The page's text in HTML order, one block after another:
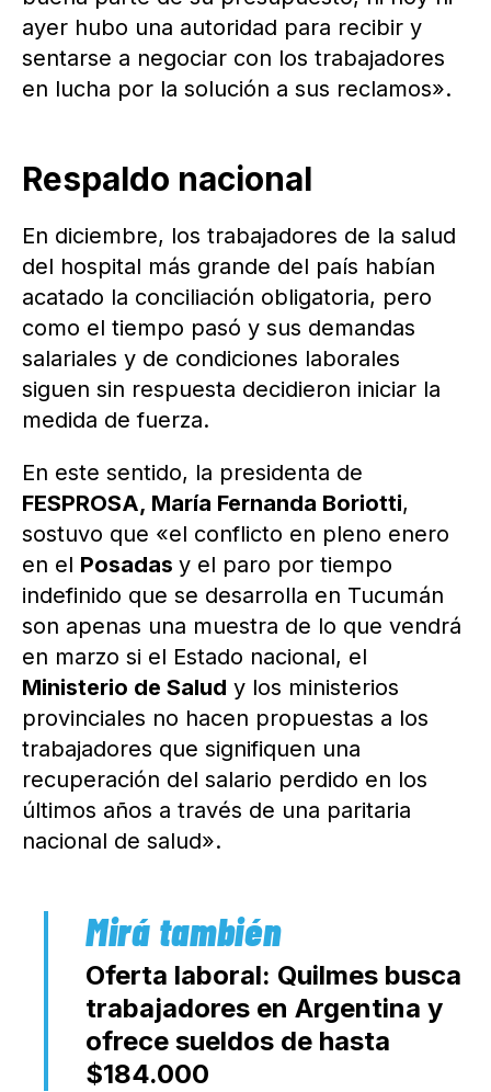
ayer hubo una autoridad para recibir y
sentarse a negociar con los trabajadores
en lucha por la solución a sus reclamos».
Respaldo nacional
En diciembre, los trabajadores de la salud
del hospital más grande del país habían
acatado la conciliación obligatoria, pero
como el tiempo pasó y sus demandas
salariales y de condiciones laborales
siguen sin respuesta decidieron iniciar la
medida de fuerza.
En este sentido, la presidenta de
FESPROSA, María Fernanda Boriotti,
sostuvo que «el conflicto en pleno enero
en el Posadas y el paro por tiempo
indefinido que se desarrolla en Tucumán
son apenas una muestra de lo que vendrá
en marzo si el Estado nacional, el
Ministerio de Salud y los ministerios
provinciales no hacen propuestas a los
trabajadores que signifiquen una
recuperación del salario perdido en los
últimos años a través de una paritaria
nacional de salud».
Oferta laboral: Quilmes busca
trabajadores en Argentina y
ofrece sueldos de hasta
$184.000